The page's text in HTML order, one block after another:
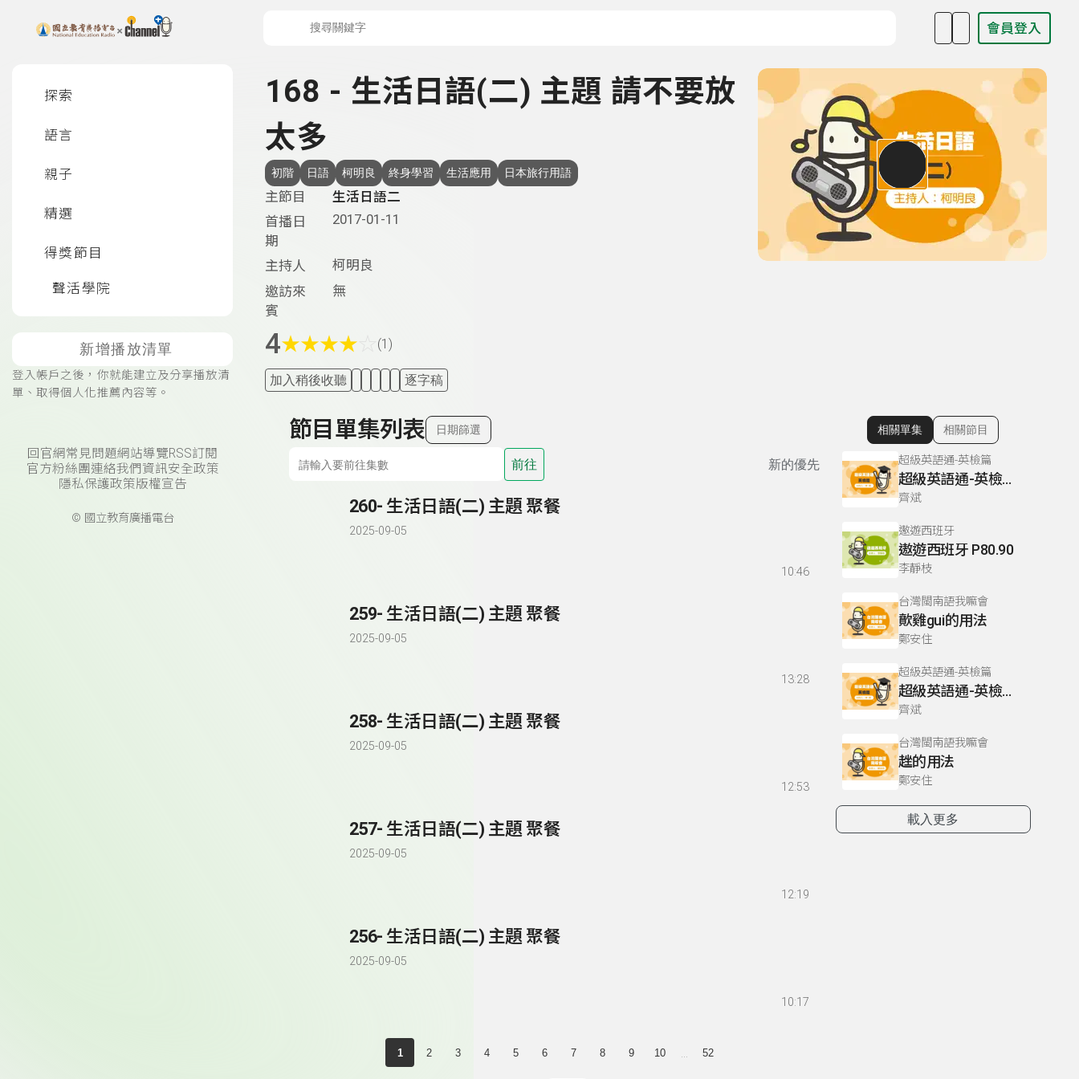
上方功能區塊 會員登入
探索
語言
親子
精選
得獎節目
聲活學院
新增播放清單
登入帳戶之後，你就能建立及分享播放清
單、取得個人化推薦內容等。
回官網常見問題網站導覽RSS訂閱
官方粉絲團連絡我們 資訊安全政策
隱私保護政策版權宣告
© 國立教育廣播電台
168 - 生活日語(二) 主題 請不要放
太多
初階 日語 柯明良 終身學習 生活應用 日本旅行用語
主節目
生活日語二
首播日
期
2017-01-11
主持人
柯明良
邀訪來
賓
無
4★★★★ (1)
加入稍後收聽 逐字稿
節目單集列表 日期篩選
前往 新的優先
260- 生活日語(二) 主題 聚餐
2025-09-05
10:46
259- 生活日語(二) 主題 聚餐
2025-09-05
13:28
258- 生活日語(二) 主題 聚餐
2025-09-05
12:53
257- 生活日語(二) 主題 聚餐
2025-09-05
12:19
256- 生活日語(二) 主題 聚餐
2025-09-05
10:17
1 2 3 4 5 6 7 8 9 10 52
顯示相關單集
相關單集 相關節目
超級英語通-英檢篇
超級英語通-英檢篇 083 Cloze Test/段落填空-13
齊斌
遨遊西班牙
遨遊西班牙 P80.90
李靜枝
台灣閩南語我嘛會
歕雞gui的用法
鄭安住
超級英語通-英檢篇
超級英語通-英檢篇 035 Weekend Trip- 週末旅遊
齊斌
台灣閩南語我嘛會
趖的用法
鄭安住
載入更多